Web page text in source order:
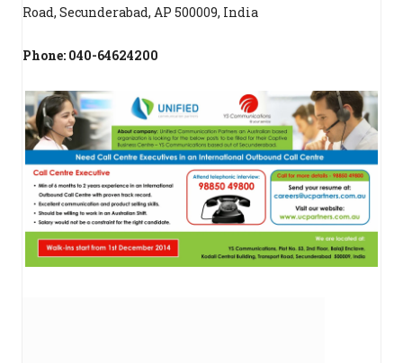
Road, Secunderabad, AP 500009, India
Phone: 040-64624200